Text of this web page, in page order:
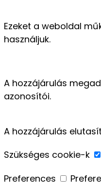
Ezeket a weboldal
használjuk.
A hozzájárulás
azonosítói.
A hozzájárulás
Szükséges cookie-k
Preferences